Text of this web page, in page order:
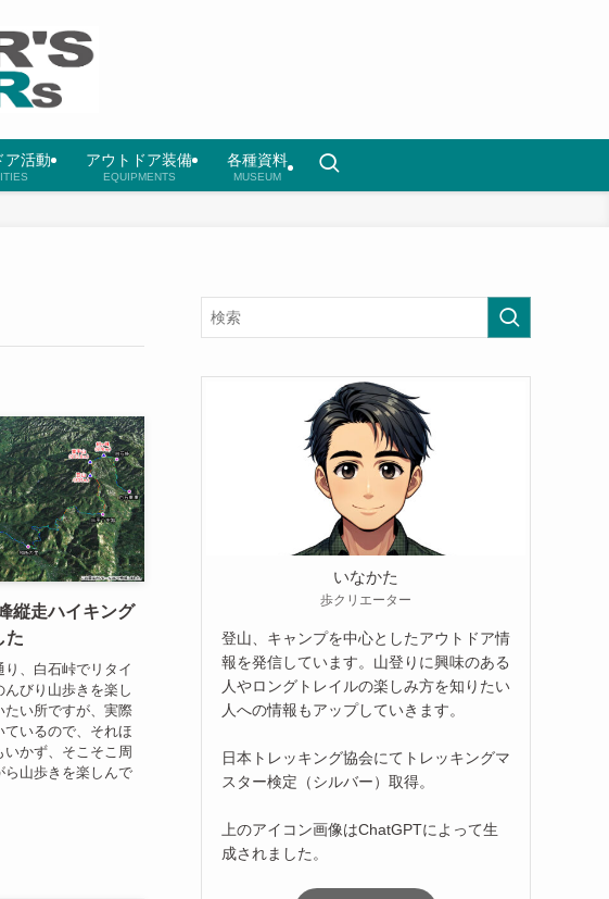
ア活動 アウトドア装備
EQUIPMENTS
各種資料
MUSEUM
縦走ハイキング
た
、白石峠でリタイ
びり山歩きを楽し
たい所ですが、実際
いるので、それほ
いかず、そこそこ周
ら山歩きを楽しんで
いなかた
歩クリエーター
登山、キャンプを中心としたアウトドア情
報を発信しています。山登りに興味のある
人やロングトレイルの楽しみ方を知りたい
人への情報もアップしていきます。
日本トレッキング協会にてトレッキングマ
スター検定（シルバー）取得。
上のアイコン画像はChatGPTによって生
成されました。